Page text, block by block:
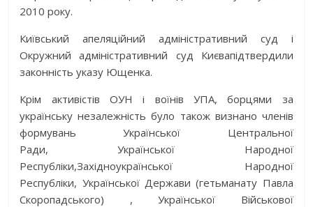
2010 року.
Київський апеляційний адміністративний суд і
Окружний адміністративний суд Києвапідтвердили
законність указу Ющенка.
Крім активістів ОУН і воїнів УПА, борцями за
українську незалежність було також визнано членів
формувань Української Центральної
Ради, Української Народної
Республіки,Західноукраїнської Народної
Республіки, Української Держави (гетьманату Павла
Скоропадського) , Української Bійськової